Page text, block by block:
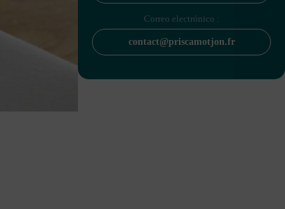
Correo electrónico :
contact@priscamotjon.fr